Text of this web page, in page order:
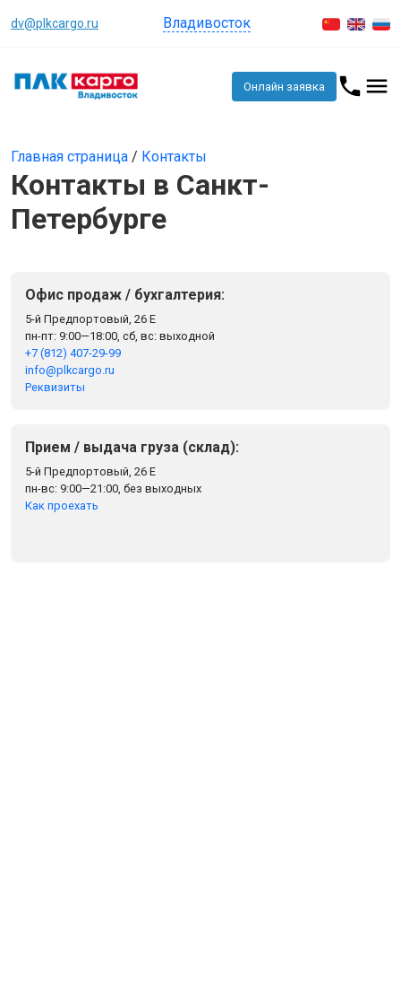
dv@plkcargo.ru Владивосток
Онлайн заявка
Главная страница / Контакты
Контакты в Санкт-
Петербурге
Офис продаж / бухгалтерия:
5-й Предпортовый, 26 Е
пн-пт: 9:00—18:00, сб, вс: выходной
+7 (812) 407-29-99
info@plkcargo.ru
Реквизиты
Прием / выдача груза (склад):
5-й Предпортовый, 26 Е
пн-вс: 9:00—21:00, без выходных
Как проехать